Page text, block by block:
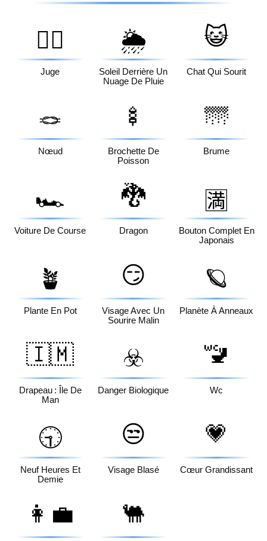
🧑‍⚖️
Juge
🌦️
Soleil Derrière Un
Nuage De Pluie
😺
Chat Qui Sourit
🪢
Nœud
🍢
Brochette De
Poisson
🌁
Brume
🏎️
Voiture De Course
🐉
Dragon
🈵
Bouton Complet En
Japonais
🪴
Plante En Pot
😏
Visage Avec Un
Sourire Malin
🪐
Planète À Anneaux
🇮🇲
Drapeau : Île De
Man
☣️
Danger Biologique
🚾
Wc
🕤
Neuf Heures Et
Demie
😒
Visage Blasé
💗
Cœur Grandissant
👩‍💼 🐫